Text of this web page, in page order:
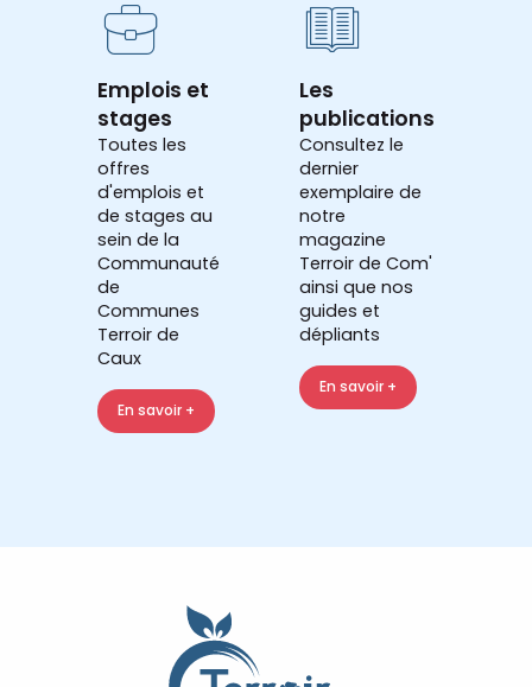
Emplois et
stages
Toutes les
offres
d'emplois et
de stages au
sein de la
Communauté
de
Communes
Terroir de
Caux
En savoir +
Les
publications
Consultez le
dernier
exemplaire de
notre
magazine
Terroir de Com'
ainsi que nos
guides et
dépliants
En savoir +